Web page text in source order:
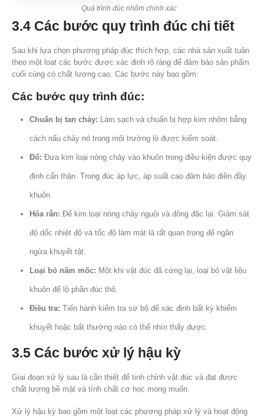
Quá trình đúc nhôm chính xác
3.4 Các bước quy trình đúc chi tiết
Sau khi lựa chọn phương pháp đúc thích hợp, các nhà sản xuất tuân
theo một loạt các bước được xác định rõ ràng để đảm bảo sản phẩm
cuối cùng có chất lượng cao. Các bước này bao gồm:
Các bước quy trình đúc:
Chuẩn bị tan chảy: Làm sạch và chuẩn bị hợp kim nhôm bằng
cách nấu chảy nó trong môi trường lò được kiểm soát.
Đổ: Đưa kim loại nóng chảy vào khuôn trong điều kiện được quy
định cẩn thận. Trong đúc áp lực, áp suất cao đảm bảo điền đầy
khuôn.
Hóa rắn: Để kim loại nóng chảy nguội và đông đặc lại. Giám sát
độ dốc nhiệt độ và tốc độ làm mát là rất quan trọng để ngăn
ngừa khuyết tật.
Loại bỏ nấm mốc: Một khi vật đúc đã cứng lại, loại bỏ vật liệu
khuôn để lộ phần đúc thô.
Điều tra: Tiến hành kiểm tra sơ bộ để xác định bất kỳ khiếm
khuyết hoặc bất thường nào có thể nhìn thấy được.
3.5 Các bước xử lý hậu kỳ
Giai đoạn xử lý sau là cần thiết để tinh chỉnh vật đúc và đạt được
chất lượng bề mặt và tính chất cơ học mong muốn.
Xử lý hậu kỳ bao gồm một loạt các phương pháp xử lý và hoạt động